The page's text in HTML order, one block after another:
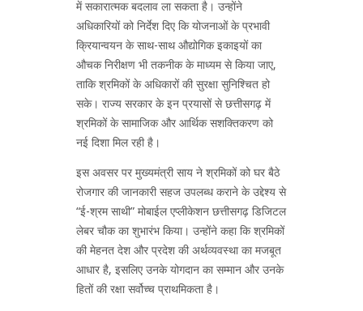
में सकारात्मक बदलाव ला सकता है। उन्होंने
अधिकारियों को निर्देश दिए कि योजनाओं के प्रभावी
क्रियान्वयन के साथ-साथ औद्योगिक इकाइयों का
औचक निरीक्षण भी तकनीक के माध्यम से किया जाए,
ताकि श्रमिकों के अधिकारों की सुरक्षा सुनिश्चित हो
सके। राज्य सरकार के इन प्रयासों से छत्तीसगढ़ में
श्रमिकों के सामाजिक और आर्थिक सशक्तिकरण को
नई दिशा मिल रही है।
इस अवसर पर मुख्यमंत्री साय ने श्रमिकों को घर बैठे
रोजगार की जानकारी सहज उपलब्ध कराने के उद्देश्य से
“ई-श्रम साथी” मोबाईल एप्लीकेशन छत्तीसगढ़ डिजिटल
लेबर चौक का शुभारंभ किया। उन्होंने कहा कि श्रमिकों
की मेहनत देश और प्रदेश की अर्थव्यवस्था का मजबूत
आधार है, इसलिए उनके योगदान का सम्मान और उनके
हितों की रक्षा सर्वोच्च प्राथमिकता है।